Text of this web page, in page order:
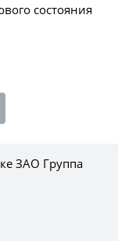
состояния
ЗАО Группа